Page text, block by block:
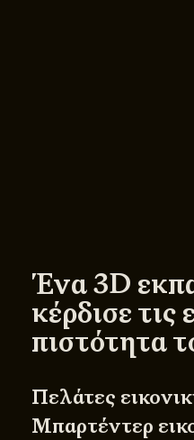
Ένα 3D
κέρδισε
πιστότητα
Πελάτες
Μπαρτέντερ